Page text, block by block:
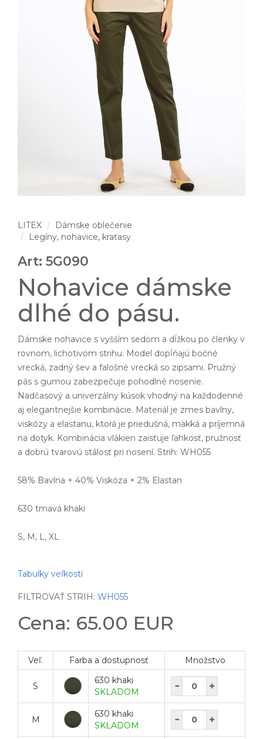
LITEX
Dámske oblečenie
Legíny, nohavice, kraťasy
Art: 5G090
Nohavice dámske
dlhé do pásu.
Dámske nohavice s vyšším sedom a dĺžkou po členky v
rovnom, lichotivom strihu. Model dopĺňajú bočné
vrecká, zadný šev a falošné vrecká so zipsami. Pružný
pás s gumou zabezpečuje pohodlné nosenie.
Nadčasový a univerzálny kúsok vhodný na každodenné
aj elegantnejšie kombinácie. Materiál je zmes bavlny,
viskózy a elastanu, ktorá je priedušná, mäkká a príjemná
na dotyk. Kombinácia vlákien zaisťuje ľahkosť, pružnosť
a dobrú tvarovú stálosť pri nosení. Strih: WH055
58% Bavlna + 40% Viskóza + 2% Elastan
630 tmavá khaki
S, M, L, XL
Tabulky veľkostí
FILTROVAŤ STRIH: WH055
Cena: 65.00 EUR
Veľ. Farba a dostupnosť Množstvo
S
630 khaki
SKLADOM
M
630 khaki
SKLADOM